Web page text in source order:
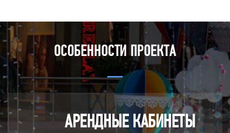
ОСОБЕННОСТИ ПРОЕКТА
АРЕНДНЫЕ КАБИНЕТЫ